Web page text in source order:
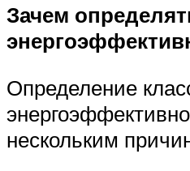
Зачем
Определение
нескольким